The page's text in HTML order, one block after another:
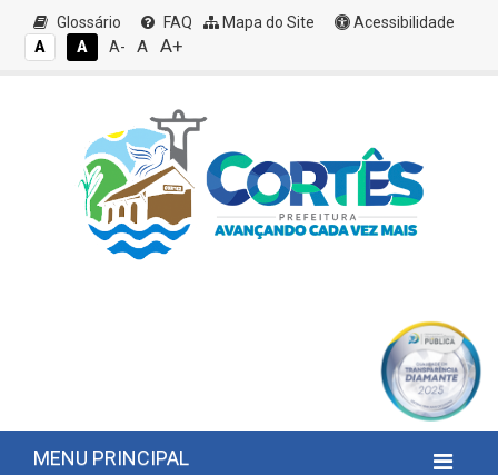
Glossário FAQ Mapa do Site
Acessibilidade
A
A A- A A+
MENU PRINCIPAL